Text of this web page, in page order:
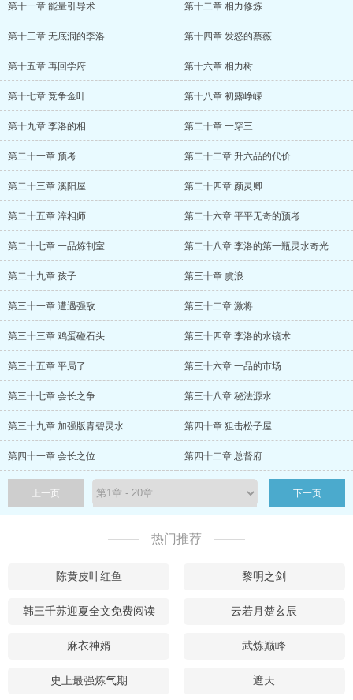
第十一章 能量引导术 第十二章 相力修炼
第十三章 无底洞的李洛 第十四章 发怒的蔡薇
第十五章 再回学府 第十六章 相力树
第十七章 竞争金叶 第十八章 初露峥嵘
第十九章 李洛的相 第二十章 一穿三
第二十一章 预考 第二十二章 升六品的代价
第二十三章 溪阳屋 第二十四章 颜灵卿
第二十五章 淬相师 第二十六章 平平无奇的预考
第二十七章 一品炼制室 第二十八章 李洛的第一瓶灵水奇光
第二十九章 孩子 第三十章 虞浪
第三十一章 遭遇强敌 第三十二章 激将
第三十三章 鸡蛋碰石头 第三十四章 李洛的水镜术
第三十五章 平局了 第三十六章 一品的市场
第三十七章 会长之争 第三十八章 秘法源水
第三十九章 加强版青碧灵水 第四十章 狙击松子屋
第四十一章 会长之位 第四十二章 总督府
上一页 下一页
热门推荐
陈黄皮叶红鱼 黎明之剑
韩三千苏迎夏全文免费阅读 云若月楚玄辰
麻衣神婿 武炼巅峰
史上最强炼气期 遮天